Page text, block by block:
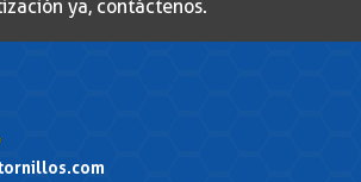
ya, contáctenos.